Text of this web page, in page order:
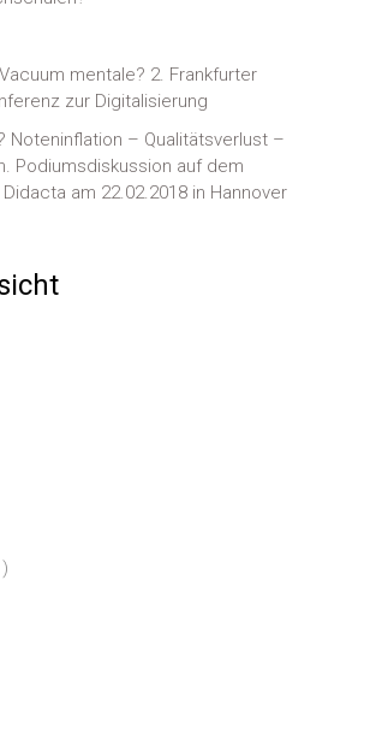
mentale? 2. Frankfurter
zur Digitalisierung
Noteninflation – Qualitätsverlust –
Podiumsdiskussion auf dem
am 22.02.2018 in Hannover